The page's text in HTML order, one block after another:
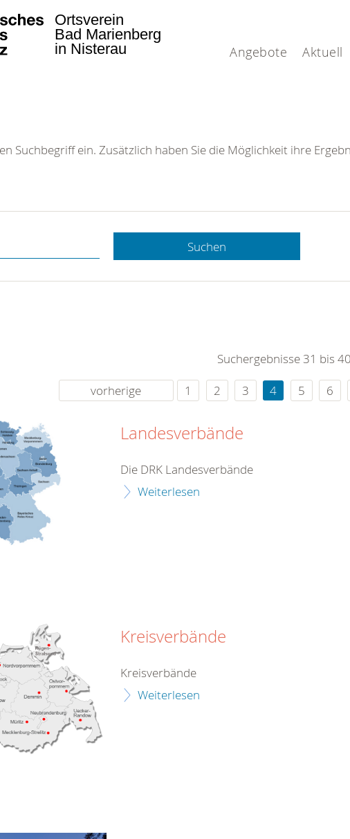
Angebote Aktuell
Ortsverein
Bad Marienberg
in Nisterau
Hotline.
gerne.
rund um die Uhr
Suchbegriff ein. Zusätzlich haben Sie die Möglichkeit ihre
Suchen
Suchergebnisse 31 bis
vorherige
1 2 3 4 5 6
Landesverbände
Die DRK Landesverbände
Weiterlesen
Kreisverbände
Kreisverbände
Weiterlesen